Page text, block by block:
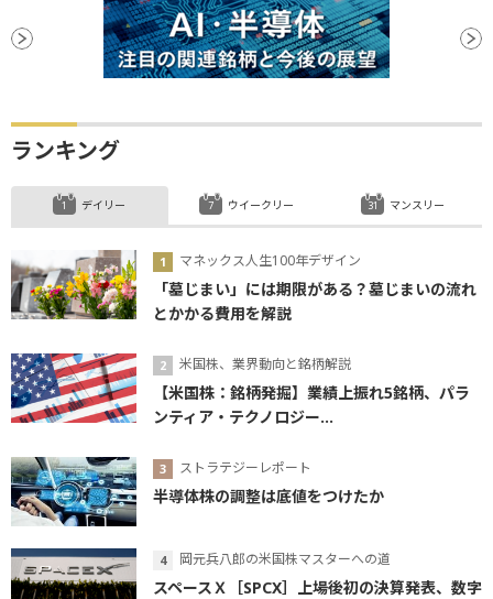
ランキング
デイリー
マネックス人生100年デザイン
「墓じまい」には期限がある？墓じまいの流れ
とかかる費用を解説
米国株、業界動向と銘柄解説
【米国株：銘柄発掘】業績上振れ5銘柄、パラ
ンティア・テクノロジー...
ストラテジーレポート
半導体株の調整は底値をつけたか
岡元兵八郎の米国株マスターへの道
スペースＸ［SPCX］上場後初の決算発表、数字
ウイークリー マンスリー